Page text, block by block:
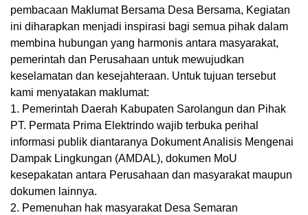
pembacaan Maklumat Bersama Desa Bersama, Kegiatan
ini diharapkan menjadi inspirasi bagi semua pihak dalam
membina hubungan yang harmonis antara masyarakat,
pemerintah dan Perusahaan untuk mewujudkan
keselamatan dan kesejahteraan. Untuk tujuan tersebut
kami menyatakan maklumat:
1. Pemerintah Daerah Kabupaten Sarolangun dan Pihak
PT. Permata Prima Elektrindo wajib terbuka perihal
informasi publik diantaranya Dokument Analisis Mengenai
Dampak Lingkungan (AMDAL), dokumen MoU
kesepakatan antara Perusahaan dan masyarakat maupun
dokumen lainnya.
2. Pemenuhan hak masyarakat Desa Semaran